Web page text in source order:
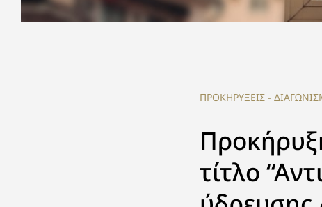
ΠΡΟΚΗΡΥΞΕΙΣ -
τίτλο